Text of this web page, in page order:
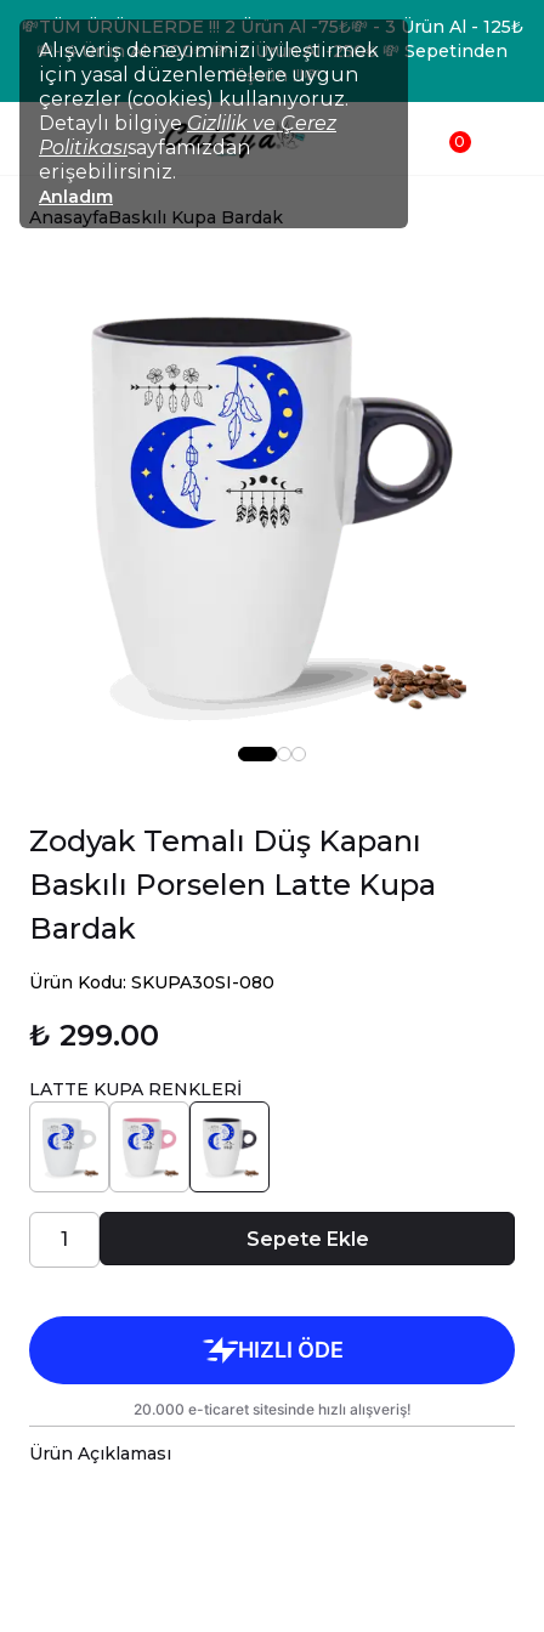
Alışveriş deneyiminizi iyileştirmek
için yasal düzenlemelere uygun
çerezler (cookies) kullanıyoruz.
Detaylı bilgiye Gizlilik ve Çerez
Politikasısayfamızdan
erişebilirsiniz.
Anladım
💸TÜM ÜRÜNLERDE !!! 2 Ürün Al -75₺💸 - 3 Ürün Al - 125₺
💸- 4 Ürün Al -200₺ 💸- 5 Ürün Al -250₺ 💸 Sepetinden
düşsün !!!💸
0
AnasayfaBaskılı Kupa Bardak
Zodyak Temalı Düş Kapanı
Baskılı Porselen Latte Kupa
Bardak
Ürün Kodu: SKUPA30SI-080
₺ 299.00
LATTE KUPA RENKLERİ
Sepete Ekle
Ürün Açıklaması